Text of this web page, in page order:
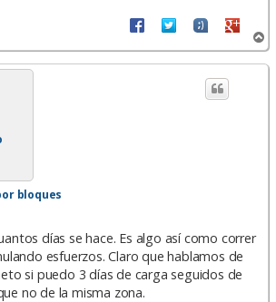
r
r
bloques
días se hace. Es algo así como correr
esfuerzos. Claro que hablamos de
si puedo 3 días de carga seguidos de
no de la misma zona.